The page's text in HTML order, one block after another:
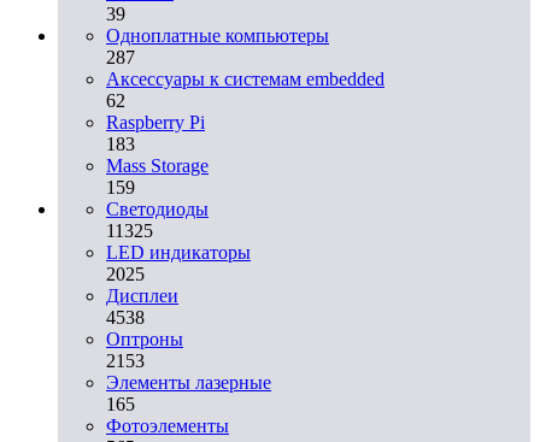
39
Одноплатные компьютеры
287
Аксессуары к системам embedded
62
Raspberry Pi
183
Mass Storage
159
Светодиоды
11325
LED индикаторы
2025
Дисплеи
4538
Оптроны
2153
Элементы лазерные
165
Фотоэлементы